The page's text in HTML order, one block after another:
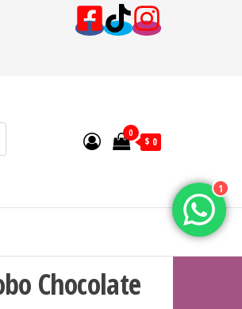
0
$ 0
Chocolate
1